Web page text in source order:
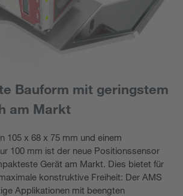
Bauform mit geringstem
am Markt
105 x 68 x 75 mm und einem
100 mm ist der neue Positionssensor
Gerät am Markt. Dies bietet für
konstruktive Freiheit: Der AMS
Applikationen mit beengten